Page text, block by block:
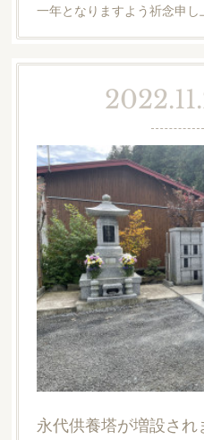
一年となりますよう祈念申し
永代供養塔が増設され